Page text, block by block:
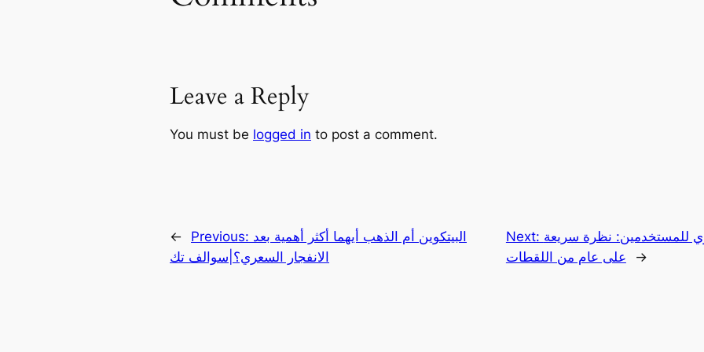
Leave a Reply
You must be logged in to post a comment.
← Previous: البيتكوين أم الذهب أيهما أكثر أهمية بعد
الانفجار السعري؟|سوالف تك
Next: للمستخدمين: نظرة سريعة
على عام من اللقطات
→